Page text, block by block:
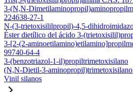
3-(N,N-
224638-27-1
N-(3-trietoxisililpropil)-4,5-
Éster dietílico del ácido 3-
3-[2-(2-
99740-64-4
3-(benzotriazol-1-il)propiltrimetoxisilano
(N,N-Dietil-3-
Vinil silanos